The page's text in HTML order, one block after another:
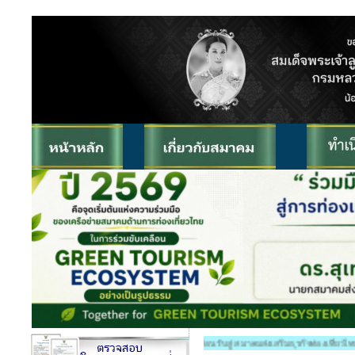
ยินดีต้อนรับสู่ สมาคมส่งเสริมธุรกิจท่องเที่ยวไทย (สธทท.) THAI